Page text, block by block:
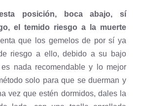
posición, boca abajo, sí
el temido riesgo a la muerte
que los gemelos de por sí ya
riesgo a ello, debido a su bajo
nada recomendable y lo mejor
solo para que se duerman y
vez que estén dormidos, dales la